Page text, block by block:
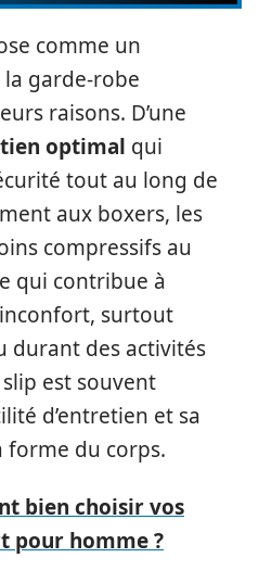
comme un
garde-robe
raisons. D’une
optimal qui
tout au long de
aux boxers, les
compressifs au
qui contribue à
surtout
durant des activités
est souvent
d’entretien et sa
forme du corps.
bien choisir vos
pour homme ?